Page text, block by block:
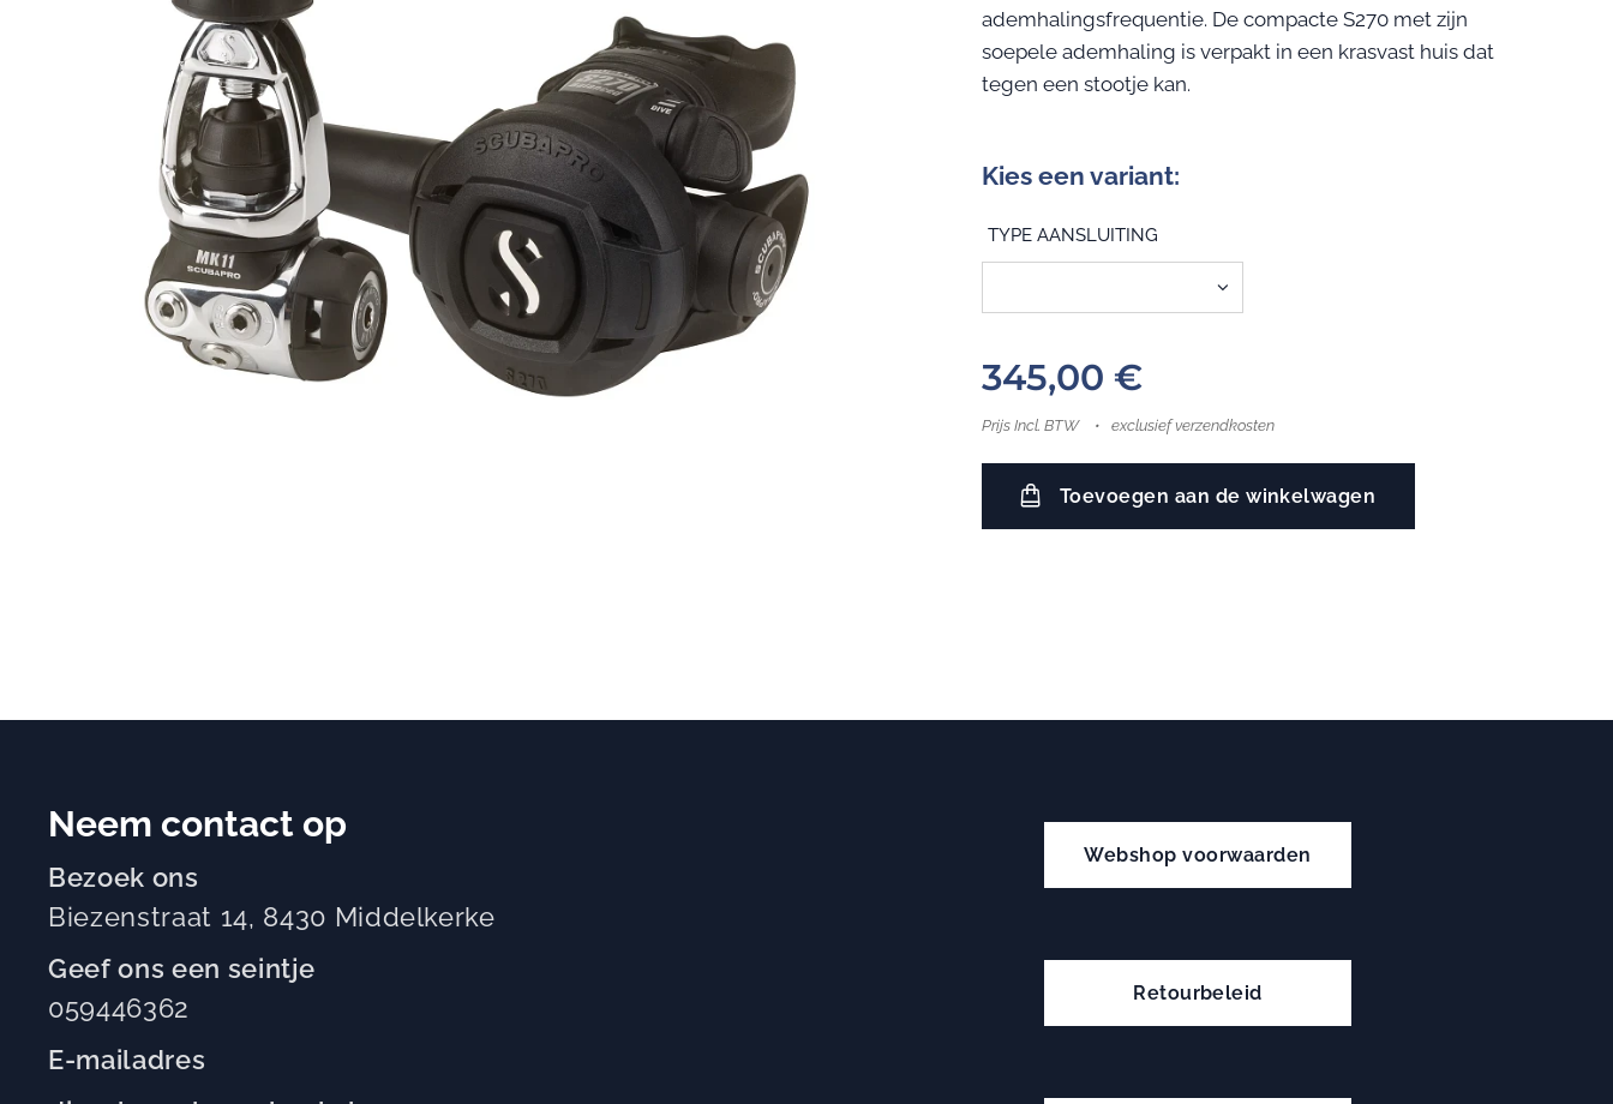
ademhalingsfrequentie. De compacte S270 met zijn
soepele ademhaling is verpakt in een krasvast huis dat
tegen een stootje kan.
Kies een variant:
TYPE AANSLUITING
345,00 €
Prijs Incl. BTW exclusief verzendkosten
Toevoegen aan de winkelwagen
Neem contact op
Bezoek ons
Biezenstraat 14, 8430 Middelkerke
Geef ons een seintje
059446362
E-mailadres
Webshop voorwaarden
Retourbeleid